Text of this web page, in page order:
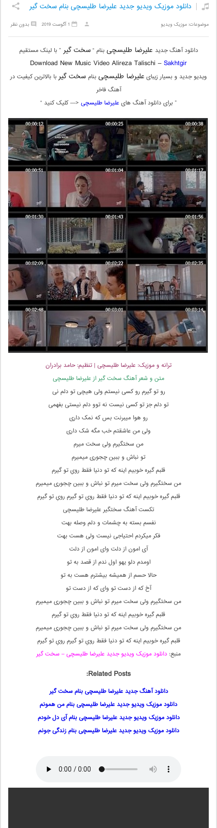
دانلود موزیک ویدیو جدید علیرضا طلیسچی بنام سخت گیر
موضوعات:موزیک ویدیو بدون نظر 1 آگوست 2019
دانلود آهنگ جدید علیرضا طلیسچیبنام “سخت گیر” با لینک مستقیم
Download New Music Video Alireza Talischi –Sakhtgir
ویدیو جدید و بسیار زیبایعلیرضا طلیسچیبنام سخت گیربا بالاترین کیفیت در
آهنگ فاخر
” برای دانلود آهنگ هایعلیرضا طلیسچی <— کلیک کنید “
ترانه و موزیک: علیرضا طلیسچی | تنظیم: حامد برادران
متن و شعر آهنگ سخت گیر از علیرضا طلیسچی
رو تو گیرم رو کسی نیستم ولی هیچی تو دلم نی
تو دلم جز تو کسی نیست نه توو دلم نیستی بفهمی
رو هوا میبرنت بس که نمک داری
ولی من عاشقتم خب مگه شک داری
من سختگیرم ولی سخت میرم
تو نباش و ببین چجوری میمیرم
قلبم گیره خوبیم اینه که تو دنیا فقط رویِ تو گیرم
من سختگیرم ولی سخت میرم تو نباش و ببین چجوری میمیرم
قلبم گیره خوبیم اینه که تو دنیا فقط رویِ تو گیرم رویِ تو گیرم
تکست آهنگ سختگیر علیرضا طلیسچی
نفسم بسته به چشمات و دلم وصله بهت
فکر میکردم احتیاجی نیست ولی هست بهت
آی امون از دلت وای امون از دلت
اومدم دلو یهو اول ندم از قصد به تو
حالا حسم از همیشه بیشترم هست به تو
آخ که از دست تو وای که از دست تو
من سختگیرم ولی سخت میرم تو نباش و ببین چجوری میمیرم
قلبم گیره خوبیم اینه که تو دنیا فقط رویِ تو گیرم
من سختگیرم ولی سخت میرم تو نباش و ببین چجوری میمیرم
قلبم گیره خوبیم اینه که تو دنیا فقط رویِ تو گیرم رویِ تو گیرم
منبع: دانلود موزیک ویدیو جدید علیرضا طلیسچی – سخت گیر
Related Posts:
دانلود آهنگ جدید علیرضا طلیسچی بنام سخت گیر
دانلود موزیک ویدیو جدید علیرضا طلیسچی بنام من همونم
دانلود موزیک ویدیو جدید علیرضا طلیسچی بنام آی دل خودم
دانلود موزیک ویدیو جدید علیرضا طلیسچی بنام زندگی جونم